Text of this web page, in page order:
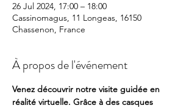
26 Jul 2024, 17:00 – 18:00
Cassinomagus, 11 Longeas, 16150
Chassenon, France
À propos de l'événement
Venez découvrir notre visite guidée en
réalité virtuelle. Grâce à des casques